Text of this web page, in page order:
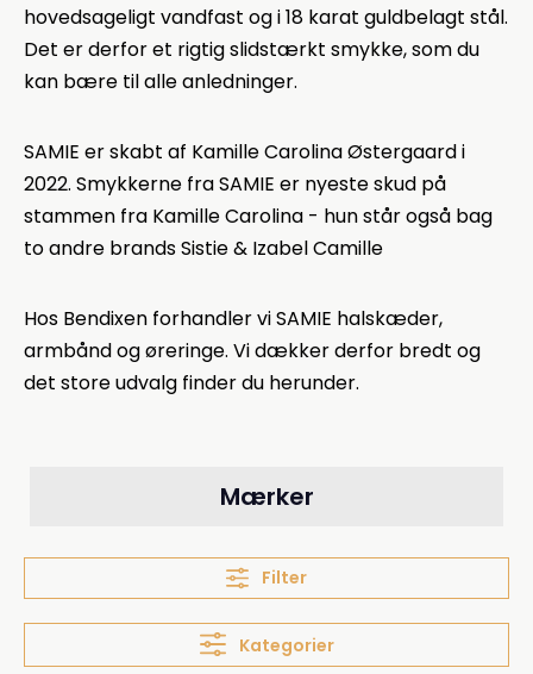
hovedsageligt vandfast og i 18 karat guldbelagt stål.
Det er derfor et rigtig slidstærkt smykke, som du
kan bære til alle anledninger.
SAMIE er skabt af Kamille Carolina Østergaard i
2022. Smykkerne fra SAMIE er nyeste skud på
stammen fra Kamille Carolina - hun står også bag
to andre brands Sistie & Izabel Camille
Hos Bendixen forhandler vi SAMIE halskæder,
armbånd og øreringe. Vi dækker derfor bredt og
det store udvalg finder du herunder.
Mærker
Filter
Kategorier